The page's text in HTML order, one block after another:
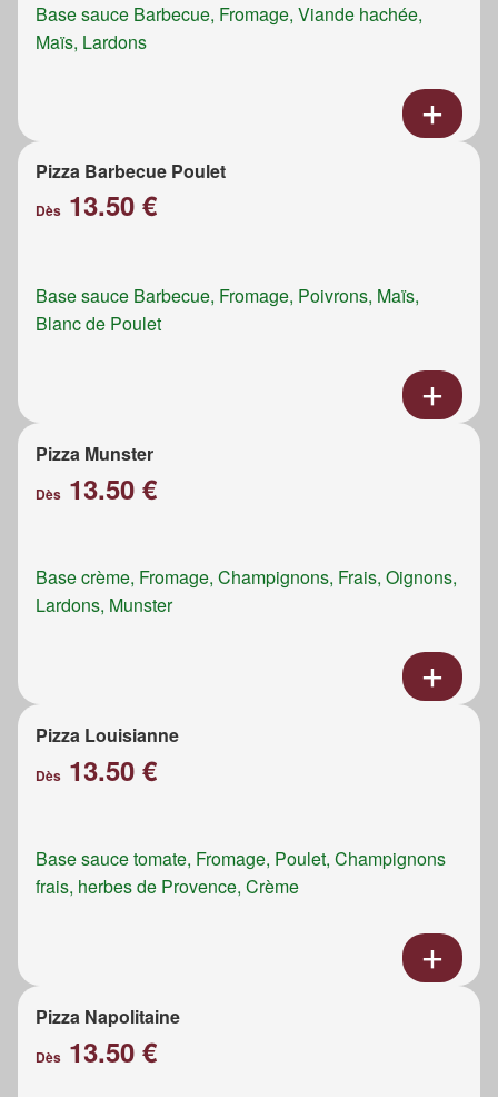
Base sauce Barbecue, Fromage, Viande hachée,
Maïs, Lardons
Pizza Barbecue Poulet
Dès 13.50 €
Base sauce Barbecue, Fromage, Poivrons, Maïs,
Blanc de Poulet
Pizza Munster
Dès 13.50 €
Base crème, Fromage, Champignons, Frais, Oignons,
Lardons, Munster
Pizza Louisianne
Dès 13.50 €
Base sauce tomate, Fromage, Poulet, Champignons
frais, herbes de Provence, Crème
Pizza Napolitaine
Dès 13.50 €